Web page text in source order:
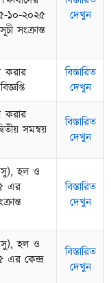
১০-২০২৫
সংক্রান্ত
দেখুন
করার
বিস্তারিত
দেখুন
করার
সমন্বয়
বিস্তারিত
দেখুন
হল ও
এর
বিস্তারিত
দেখুন
হল ও
এর কেন্দ্র
বিস্তারিত
দেখুন